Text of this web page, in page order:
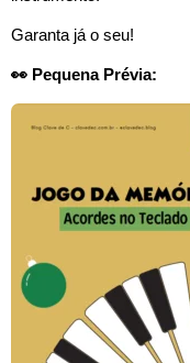
Garanta já o seu!
👀 Pequena Prévia: